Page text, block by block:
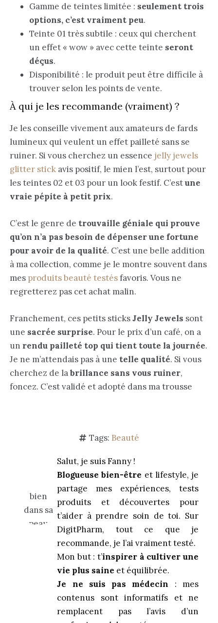
Gamme de teintes limitée : seulement trois
options, c’est vraiment peu.
Teinte 01 très subtile : ceux qui cherchent
un effet « wow » avec cette teinte seront
déçus.
Disponibilité : le produit peut être difficile à
trouver selon les points de vente.
À qui je les recommande (vraiment) ?
Je les conseille vivement aux amateurs de fards
lumineux qui veulent un effet pailleté sans se
ruiner. Si vous cherchez un essence jelly jewels
glitter stick avis positif, le mien l’est, surtout pour
les teintes 02 et 03 pour un look festif. C’estune
vraie pépite à petit prix.
C’est le genre de trouvaille géniale qui prouve
qu’on n’a pas besoin de dépenser une fortune
pour avoir de la qualité. C’est une belle addition
à ma collection, comme je le montre souvent dans
mes produits beauté testésfavoris. Vous ne
regretterez pas cet achat malin.
Franchement, ces petits sticksJelly Jewels sont
une sacrée surprise. Pour le prix d’un café, on a
un rendu pailleté top qui tient toute la journée.
Je ne m’attendais pas à une telle qualité. Si vous
cherchez de labrillance sans vous ruiner,
foncez. C’est validé et adopté dans ma trousse
Tags: Beauté
Salut, je suis Fanny !
Blogueuse bien-être et lifestyle, je
partage mes expériences, tests
produits et découvertes pour
t’aider à prendre soin de toi. Sur
DigitPharm, tout ce que je
recommande, je l’ai vraiment testé.
Mon but : t’inspirer à cultiver une
vie plus saine et équilibrée.
Je ne suis pas médecin : mes
contenus sont informatifs et ne
remplacent pas l’avis d’un